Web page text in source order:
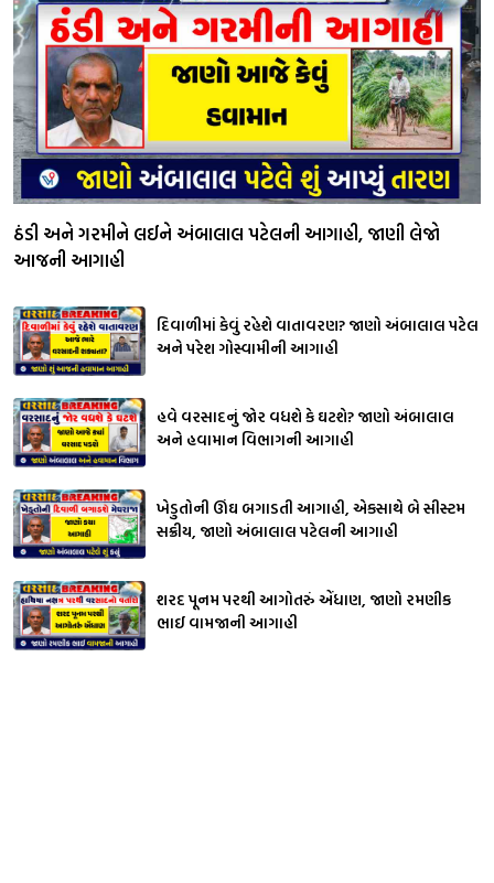
ઠંડી અને ગરમીને લઈને અંબાલાલ પટેલની આગાહી, જાણી લેજો
આજની આગાહી
દિવાળીમાં કેવું રહેશે વાતાવરણ? જાણો અંબાલાલ પટેલ
અને પરેશ ગોસ્વામીની આગાહી
હવે વરસાદનું જોર વધશે કે ઘટશે? જાણો અંબાલાલ
અને હવામાન વિભાગની આગાહી
ખેડુતોની ઊંઘ બગાડતી આગાહી, એકસાથે બે સીસ્ટમ
સક્રીય, જાણો અંબાલાલ પટેલની આગાહી
શરદ પૂનમ પરથી આગોતરું એંધાણ, જાણો રમણીક
ભાઈ વામજાની આગાહી